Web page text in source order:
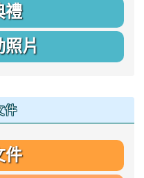
禮
照片
件
件